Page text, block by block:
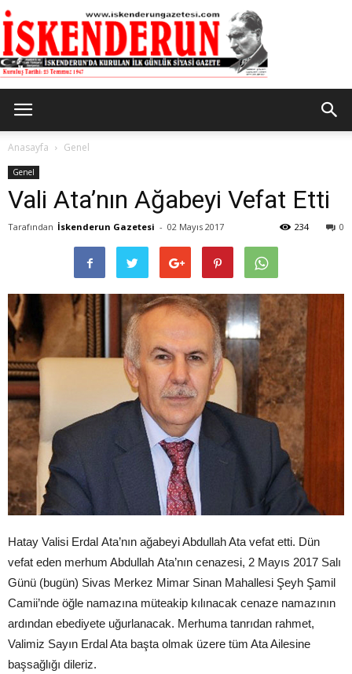
Gazetesi
Anasayfa Genel
Genel
Vali Ata’nın Ağabeyi Vefat Etti
Tarafından İskenderun Gazetesi - 02 Mayıs 2017 0
234
Hatay Valisi Erdal Ata’nın ağabeyi Abdullah Ata vefat etti. Dün
vefat eden merhum Abdullah Ata’nın cenazesi, 2 Mayıs 2017 Salı
Günü (bugün) Sivas Merkez Mimar Sinan Mahallesi Şeyh Şamil
Camii’nde öğle namazına müteakip kılınacak cenaze namazının
ardından ebediyete uğurlanacak. Merhuma tanrıdan rahmet,
Valimiz Sayın Erdal Ata başta olmak üzere tüm Ata Ailesine
başsağlığı dileriz.